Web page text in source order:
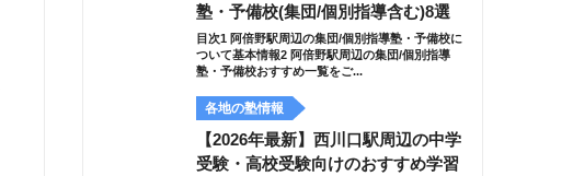
塾・予備校(集団/個別指導含む)8選
目次1 阿倍野駅周辺の集団/個別指導塾・予備校に
ついて基本情報2 阿倍野駅周辺の集団/個別指導
塾・予備校おすすめ一覧をご...
各地の塾情報
【2026年最新】西川口駅周辺の中学
受験・高校受験向けのおすすめ学習